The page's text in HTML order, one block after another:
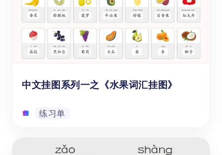
这天地交合之际，仙石突然迸裂，从中蹦出一
只石猴。这只石猴目光炯炯，聪明伶俐，身材
矫健，仿佛天生就带着一股不凡的气质。这只
石猴是何方神圣？它身上有什么过人之处？未
视频
中文挂图系列一之《水果词汇挂图》
练习单
中文挂图系列一之《水果词汇挂图》